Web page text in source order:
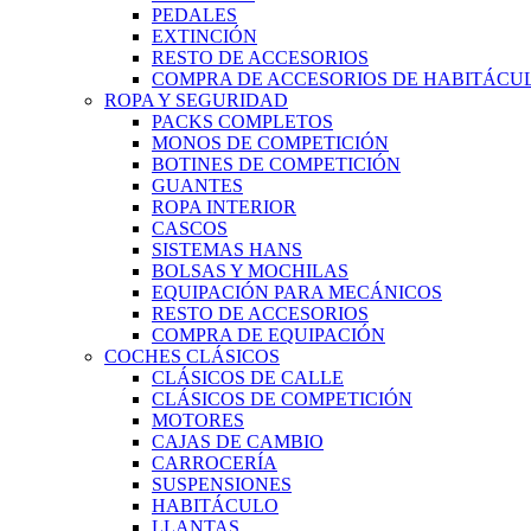
PEDALES
EXTINCIÓN
RESTO DE ACCESORIOS
COMPRA DE ACCESORIOS DE
ROPA Y SEGURIDAD
PACKS COMPLETOS
MONOS DE COMPETICIÓN
BOTINES DE COMPETICIÓN
GUANTES
ROPA INTERIOR
CASCOS
SISTEMAS HANS
BOLSAS Y MOCHILAS
EQUIPACIÓN PARA MECÁNICOS
RESTO DE ACCESORIOS
COMPRA DE EQUIPACIÓN
COCHES CLÁSICOS
CLÁSICOS DE CALLE
CLÁSICOS DE COMPETICIÓN
MOTORES
CAJAS DE CAMBIO
CARROCERÍA
SUSPENSIONES
HABITÁCULO
LLANTAS